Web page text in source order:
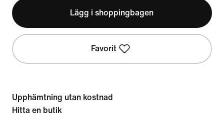
Lägg i shoppingbagen
Favorit
Upphämtning utan kostnad
Hitta en butik